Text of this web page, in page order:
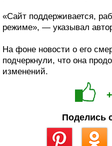
«Сайт поддерживается,
режиме», — указывал
На фоне новости о его
подчеркнули, что она
изменений.
Поделись